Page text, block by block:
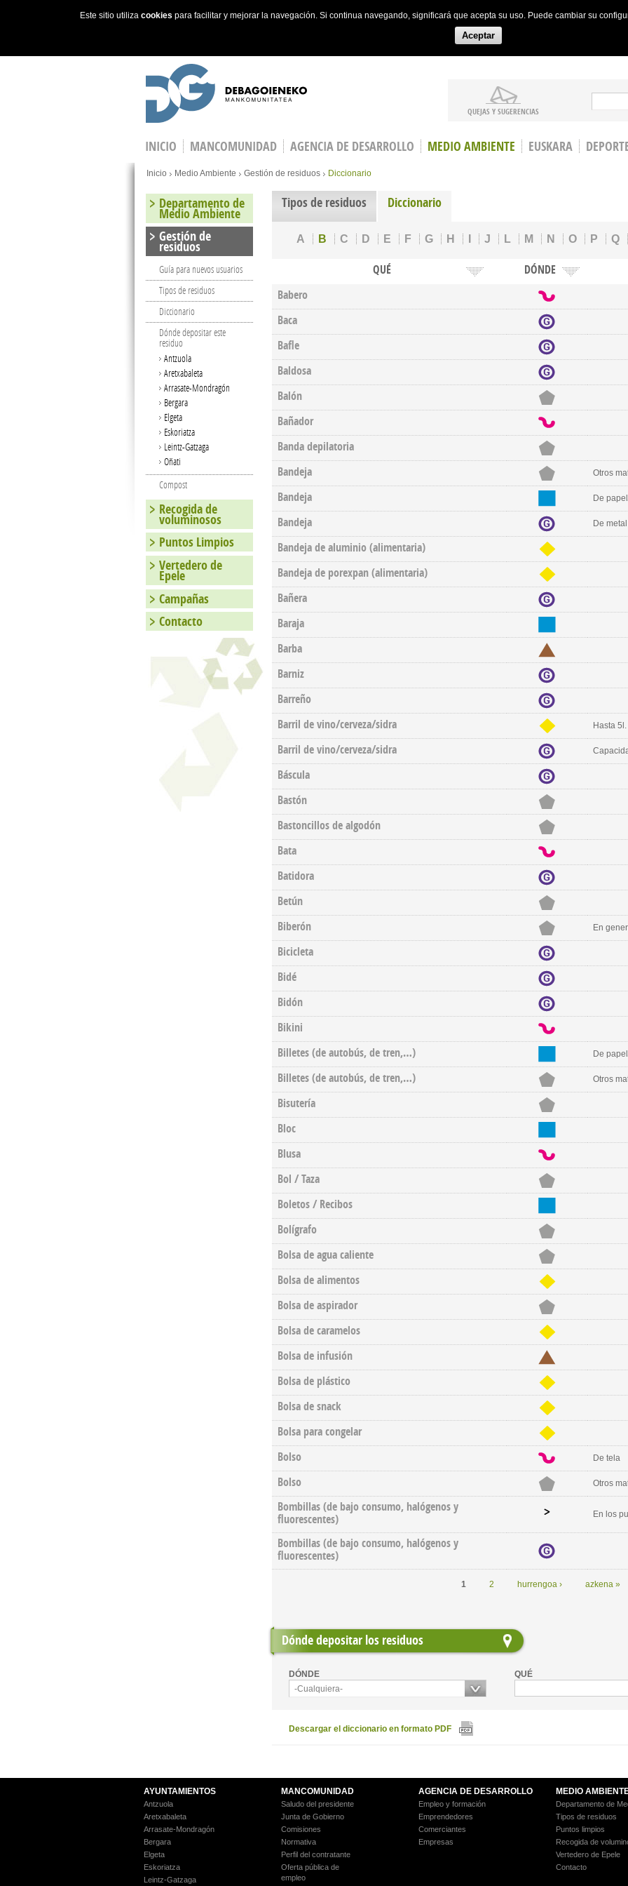
Este sitio utiliza cookies para facilitar y mejorar la navegación. Si continua navegando, significará que acepta su uso. Puede cambiar su
Aceptar
QUEJAS Y SUGERENCIAS
INICIO MANCOMUNIDAD AGENCIA DE DESARROLLO MEDIO AMBIENTE EUSKARA
You are here
Inicio Medio Ambiente Gestión de residuos Diccionario
Tipos de residuos Diccionario
A B C D E F G H J L M N O P Q
QUÉ DÓNDE
Babero
Baca
Bafle
Baldosa
Balón
Bañador
Banda depilatoria
Bandeja
Otros
Bandeja De
Bandeja De metal
Bandeja de aluminio (alimentaria)
Bandeja de porexpan (alimentaria)
Bañera
Baraja
Barba
Barniz
Barreño
Barril de vino/cerveza/sidra
Hasta 5l.
Barril de vino/cerveza/sidra
Báscula
Bastón
Bastoncillos de algodón
Bata
Batidora
Betún
Biberón
En
Bicicleta
Bidé
Bidón
Bikini
Billetes (de autobús, de tren,…)
De
Billetes (de autobús, de tren,…) Otros
Bisutería
Bloc
Blusa
Bol / Taza
Boletos / Recibos
Bolígrafo
Bolsa de agua caliente
Bolsa de alimentos
Bolsa de aspirador
Bolsa de caramelos
Bolsa de infusión
Bolsa de plástico
Bolsa de snack
Bolsa para congelar
Bolso
De tela
Bolso Otros
Bombillas (de bajo consumo, halógenos y
fluorescentes)
En los
Bombillas (de bajo consumo, halógenos y
fluorescentes)
1 2 hurrengoa › azkena »
Dónde depositar los residuos
DÓNDE
-Cualquiera-
QUÉ
Descargar el diccionario en formato PDF
Departamento de
Medio Ambiente
Gestión de
residuos
Guía para nuevos usuarios
Tipos de residuos
Diccionario
Dónde depositar este
residuo
Antzuola
Aretxabaleta
Arrasate-Mondragón
Bergara
Elgeta
Eskoriatza
Leintz-Gatzaga
Oñati
Compost
Recogida de
voluminosos
Puntos Limpios
Vertedero de
Epele
Campañas
Contacto
AYUNTAMIENTOS
Antzuola
Aretxabaleta
Arrasate-Mondragón
Bergara
Elgeta
Eskoriatza
Leintz-Gatzaga
MANCOMUNIDAD
Saludo del presidente
Junta de Gobierno
Comisiones
Normativa
Perfil del contratante
Oferta pública de
empleo
AGENCIA DE DESARROLLO
Empleo y formación
Emprendedores
Comerciantes
Empresas
MEDIO
Departamento de
Tipos de residuos
Puntos limpios
Recogida de
Vertedero de Epele
Contacto